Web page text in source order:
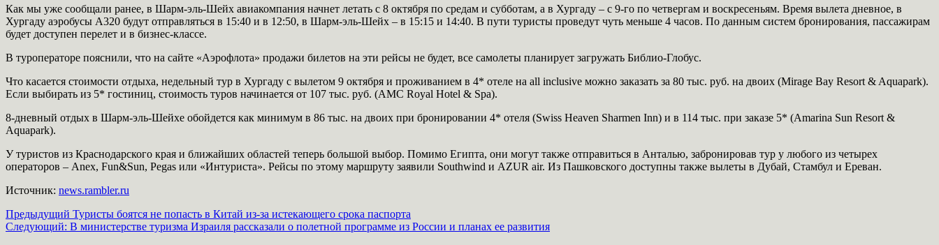
Как мы уже сообщали ранее, в Шарм-эль-Шейх авиакомпания начнет летать с 8 октября по средам и субботам, а в Хургаду – с 9-го по четвергам и воскресеньям. Время вылета дневное, в
Хургаду аэробусы А320 будут отправляться в 15:40 и в 12:50, в Шарм-эль-Шейх – в 15:15 и 14:40. В пути туристы проведут чуть меньше 4 часов. По данным систем бронирования, пассажирам
будет доступен перелет и в бизнес-классе.
В туроператоре пояснили, что на сайте «Аэрофлота» продажи билетов на эти рейсы не будет, все самолеты планирует загружать Библио-Глобус.
Что касается стоимости отдыха, недельный тур в Хургаду с вылетом 9 октября и проживанием в 4* отеле на all inclusive можно заказать за 80 тыс. руб. на двоих (Mirage Bay Resort & Aquapark).
Если выбирать из 5* гостиниц, стоимость туров начинается от 107 тыс. руб. (AMC Royal Hotel & Spa).
8-дневный отдых в Шарм-эль-Шейхе обойдется как минимум в 86 тыс. на двоих при бронировании 4* отеля (Swiss Heaven Sharmen Inn) и в 114 тыс. при заказе 5* (Amarina Sun Resort &
Aquapark).
У туристов из Краснодарского края и ближайших областей теперь большой выбор. Помимо Египта, они могут также отправиться в Анталью, забронировав тур у любого из четырех
операторов – Anex, Fun&Sun, Pegas или «Интуриста». Рейсы по этому маршруту заявили Southwind и AZUR air. Из Пашковского доступны также вылеты в Дубай, Стамбул и Ереван.
Источник: news.rambler.ru
Навигация
записи
Предыдущий Туристы боятся не попасть в Китай из-за истекающего срока паспорта
Следующий: В министерстве туризма Израиля рассказали о полетной программе из России и планах ее развития